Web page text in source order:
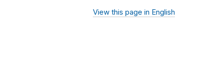
View this page in English